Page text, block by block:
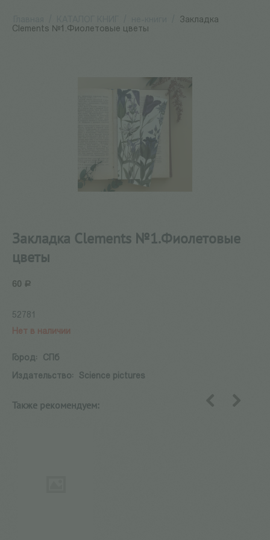
Закладка
Clements №1.Фиолетовые цветы
Закладка Clements №1.Фиолетовые
цветы
60 Р
52781
Нет в наличии
Город:
СПб
Издательство:
Science pictures
Также рекомендуем: